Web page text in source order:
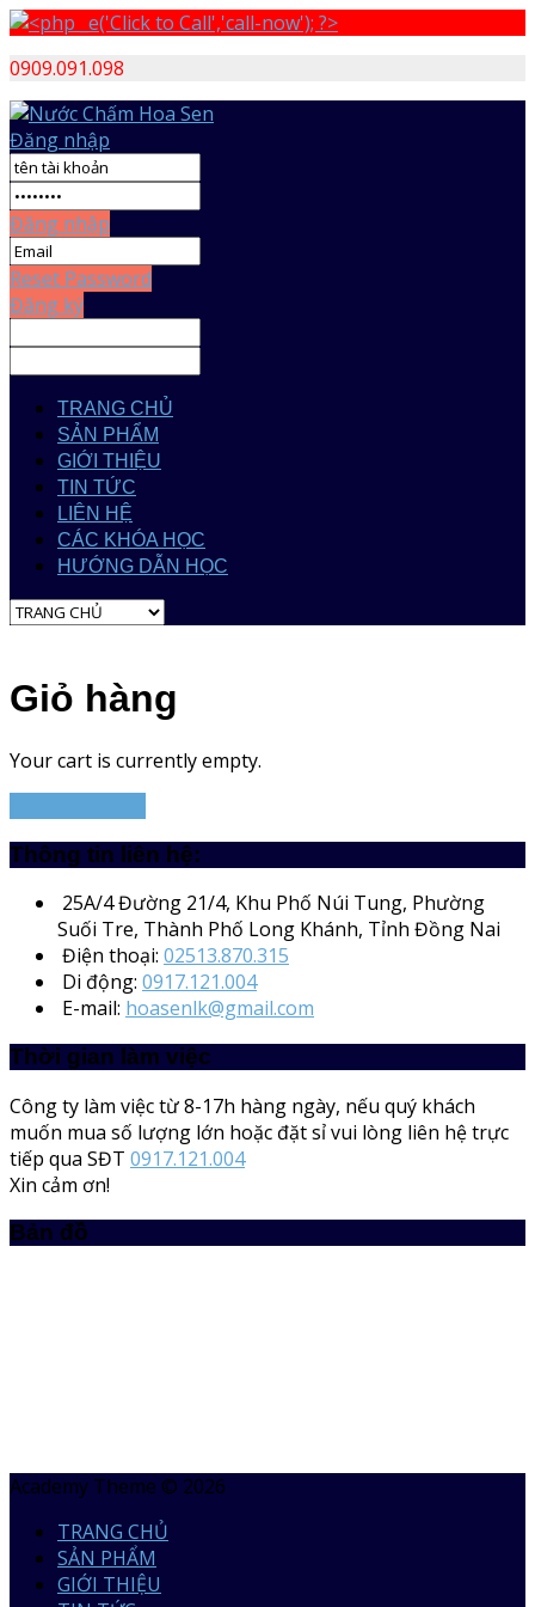
0909.091.098
Đăng nhập
Đăng nhập
Reset Password
Đăng ký
TRANG CHỦ
SẢN PHẨM
GIỚI THIỆU
TIN TỨC
LIÊN HỆ
CÁC KHÓA HỌC
HƯỚNG DẪN HỌC
Giỏ hàng
Your cart is currently empty.
Thông tin liên hệ:
25A/4Đường 21/4, Khu Phố Núi Tung, Phường
Suối Tre, Thành Phố Long Khánh, Tỉnh Đồng Nai
Điện thoại: 02513.870.315
Di động: 0917.121.004
E-mail: hoasenlk@gmail.com
Thời gian làm việc
Công ty làm việc từ 8-17h hàng ngày, nếu quý khách
muốn mua số lượng lớn hoặc đặt sỉ vui lòng liên hệ trực
tiếp qua SĐT 0917.121.004
Xin cảm ơn!
Bản đồ
Academy Theme © 2026
TRANG CHỦ
SẢN PHẨM
GIỚI THIỆU